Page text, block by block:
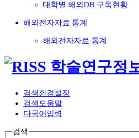
대학별 해외DB 구독현황
해외전자자료 통계
해외전자자료 통계
검색환경설정
검색도움말
다국어입력
검색